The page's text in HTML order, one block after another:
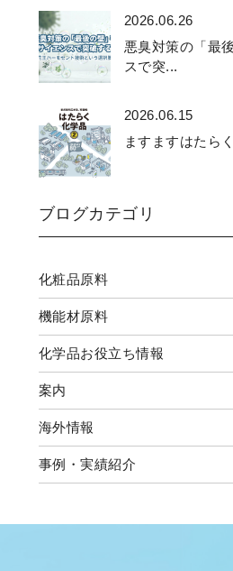
2026.06.26
悪臭対策の「最
スで突...
2026.06.15
ますますはたら
ブログカテゴリ
化粧品原料
機能材原料
化学品お役立ち情報
案内
海外情報
事例・実績紹介